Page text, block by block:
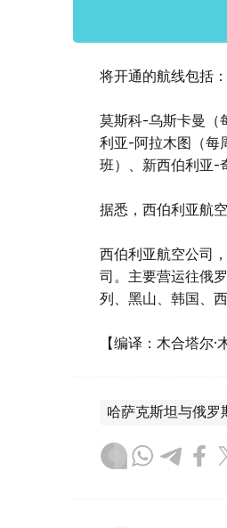
将开通的航线包括：
莫斯科-乌斯卡曼（
利亚-阿拉木图（每
班）、新西伯利亚-
据悉，西伯利亚航
西伯利亚航空公司
司。主要营运往俄
列、黑山、韩国、
【编译：木合塔尔·
哈萨克斯坦与俄罗